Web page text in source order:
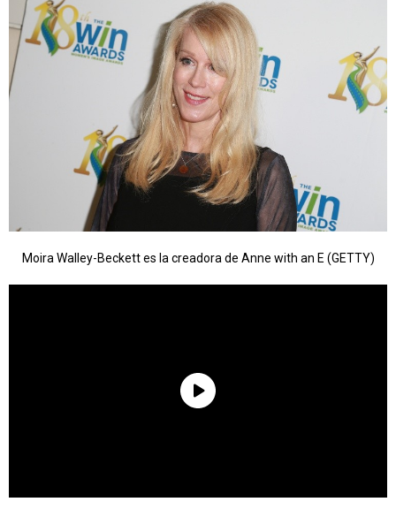
Moira Walley-Beckett es la creadora de Anne with an E (GETTY)